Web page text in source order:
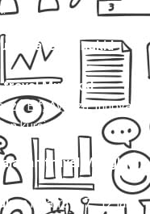
travel Mungkid
travel Mungkid
Elf, Avanza, Innova,
kursi reclining.
travel Mungkid
rata-rata 7–12 jam,